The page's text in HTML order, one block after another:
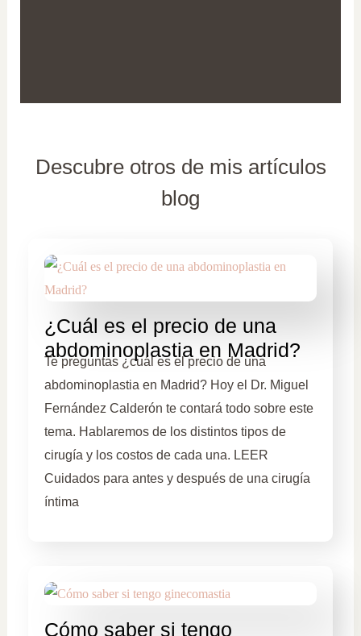
Descubre otros de mis artículos
blog
¿Cuál es el precio de una
abdominoplastia en Madrid?
Te preguntas ¿cuál es el precio de una
abdominoplastia en Madrid? Hoy el Dr. Miguel
Fernández Calderón te contará todo sobre este
tema. Hablaremos de los distintos tipos de
cirugía y los costos de cada una. LEER
Cuidados para antes y después de una cirugía
íntima
Cómo saber si tengo